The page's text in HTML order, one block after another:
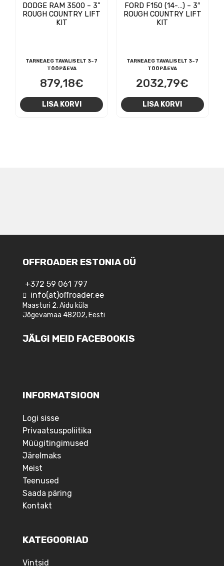
DODGE RAM 3500 – 3”
ROUGH COUNTRY LIFT
KIT
TARNEAEG TAVALISELT 3-7
TÖÖPÄEVA
879,18€
LISA KORVI
FORD F150 (14-…) – 3″
ROUGH COUNTRY LIFT
KIT
TARNEAEG TAVALISELT 3-7
TÖÖPÄEVA
2032,79€
LISA KORVI
OFFROADER ESTONIA OÜ
+372 59 061 797
info(at)offroader.ee
Maasturi 2, Aidu küla
Jõgevamaa 48202, Eesti
JÄLGI MEID FACEBOOKIS
INFORMATSIOON
Logi sisse
Privaatsuspoliitika
Müügitingimused
Järelmaks
Meist
Teenused
Saada päring
Kontakt
KATEGOORIAD
Vintsid